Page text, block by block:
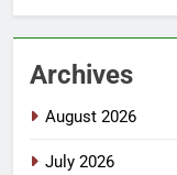
Archives
August 2026
July 2026